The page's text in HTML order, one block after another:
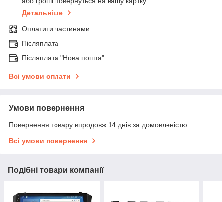
Детальніше
Оплатити частинами
Післяплата
Післяплата "Нова пошта"
Всі умови оплати
Умови повернення
Повернення товару впродовж 14 днів за домовленістю
Всі умови повернення
Подібні товари компанії